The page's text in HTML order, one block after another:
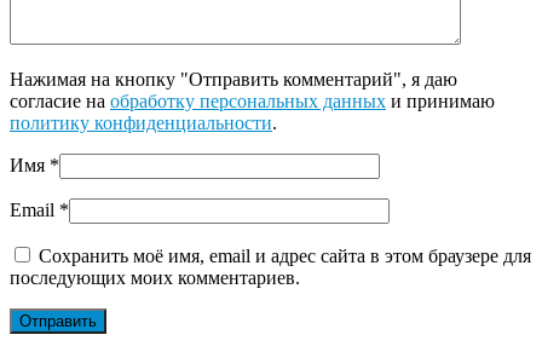
Нажимая на кнопку "Отправить комментарий", я даю
согласие на обработку персональных данных и принимаю
политику конфиденциальности.
Имя *
Email *
Сохранить моё имя, email и адрес сайта в этом браузере для
последующих моих комментариев.